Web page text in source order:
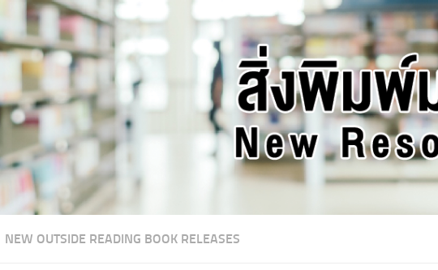
NEW OUTSIDE READING BOOK RELEASES